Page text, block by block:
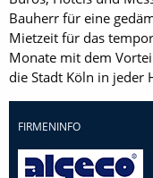
Bauherr für eine
Mietzeit für das
Monate mit dem
die Stadt Köln in
FIRMENINFO